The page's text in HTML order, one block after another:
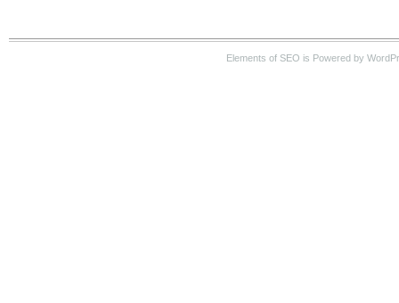
Elements of SEO is Powered by